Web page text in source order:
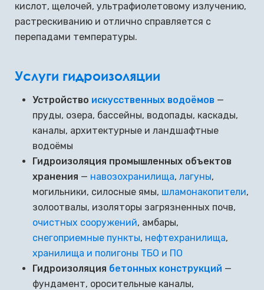
кислот, щелочей, ультрафиолетовому излучению,
растрескиванию и отлично справляется с
перепадами температуры.
Услуги гидроизоляции
Устройство искусственных водоёмов —
пруды, озера, бассейны, водопады, каскады,
каналы, архитектурные и ландшафтные
водоёмы
Гидроизоляция промышленных объектов
хранения — навозохранилища, лагуны,
могильники, силосные ямы, шламонакопители,
золоотвалы, изоляторы загрязненных почв,
очистных сооружений, амбары,
снегоприемные пункты, нефтехранилища,
хранилища и полигоны ТБО и ПО
Гидроизоляция бетонных конструкций —
фундамент, оросительные каналы,